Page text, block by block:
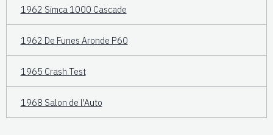
1962 Simca 1000 Cascade
1962 De Funes Aronde P60
1965 Crash Test
1968 Salon de l'Auto